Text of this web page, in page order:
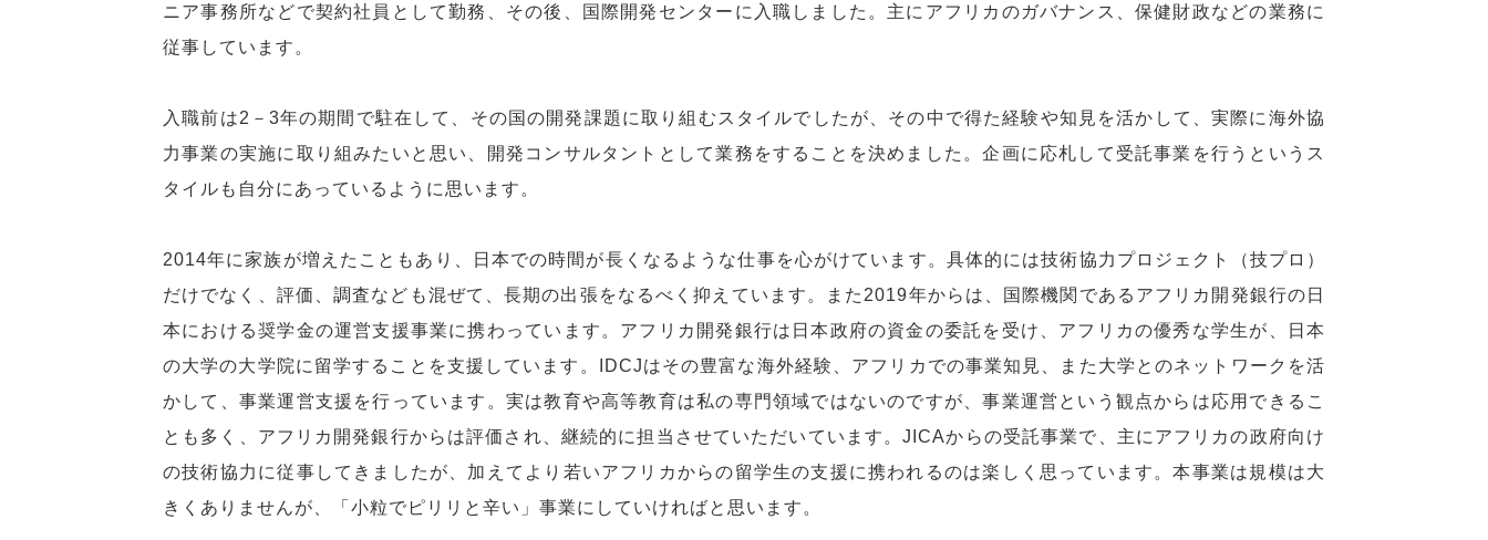
ニア事務所などで契約社員として勤務、その後、国際開発センターに入職しました。主にアフリカのガバナンス、保健財政などの業務に
従事しています。
入職前は2－3年の期間で駐在して、その国の開発課題に取り組むスタイルでしたが、その中で得た経験や知見を活かして、実際に海外協
力事業の実施に取り組みたいと思い、開発コンサルタントとして業務をすることを決めました。企画に応札して受託事業を行うというス
タイルも自分にあっているように思います。
2014年に家族が増えたこともあり、日本での時間が長くなるような仕事を心がけています。具体的には技術協力プロジェクト（技プロ）
だけでなく、評価、調査なども混ぜて、長期の出張をなるべく抑えています。また2019年からは、国際機関であるアフリカ開発銀行の日
本における奨学金の運営支援事業に携わっています。アフリカ開発銀行は日本政府の資金の委託を受け、アフリカの優秀な学生が、日本
の大学の大学院に留学することを支援しています。IDCJはその豊富な海外経験、アフリカでの事業知見、また大学とのネットワークを活
かして、事業運営支援を行っています。実は教育や高等教育は私の専門領域ではないのですが、事業運営という観点からは応用できるこ
とも多く、アフリカ開発銀行からは評価され、継続的に担当させていただいています。JICAからの受託事業で、主にアフリカの政府向け
の技術協力に従事してきましたが、加えてより若いアフリカからの留学生の支援に携われるのは楽しく思っています。本事業は規模は大
きくありませんが、「小粒でピリリと辛い」事業にしていければと思います。